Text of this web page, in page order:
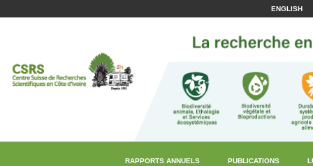
ENGLISH
RAPPORTS ANNUELS PUBLICATIONS